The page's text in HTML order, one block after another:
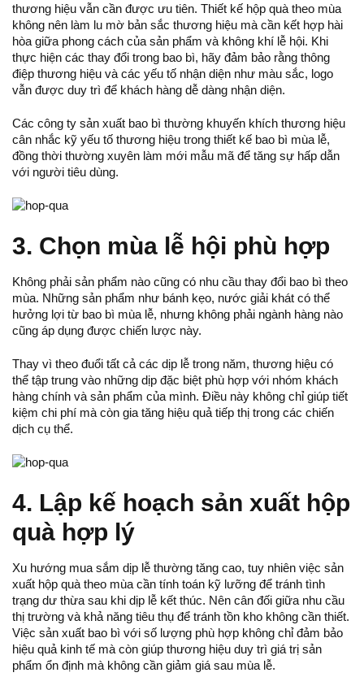
thương hiệu vẫn cần được ưu tiên. Thiết kế hộp quà theo mùa
không nên làm lu mờ bản sắc thương hiệu mà cần kết hợp hài
hòa giữa phong cách của sản phẩm và không khí lễ hội. Khi
thực hiện các thay đổi trong bao bì, hãy đảm bảo rằng thông
điệp thương hiệu và các yếu tố nhận diện như màu sắc, logo
vẫn được duy trì để khách hàng dễ dàng nhận diện.
Các công ty sản xuất bao bì thường khuyến khích thương hiệu
cân nhắc kỹ yếu tố thương hiệu trong thiết kế bao bì mùa lễ,
đồng thời thường xuyên làm mới mẫu mã để tăng sự hấp dẫn
với người tiêu dùng.
3. Chọn mùa lễ hội phù hợp
Không phải sản phẩm nào cũng có nhu cầu thay đổi bao bì theo
mùa. Những sản phẩm như bánh kẹo, nước giải khát có thể
hưởng lợi từ bao bì mùa lễ, nhưng không phải ngành hàng nào
cũng áp dụng được chiến lược này.
Thay vì theo đuổi tất cả các dịp lễ trong năm, thương hiệu có
thể tập trung vào những dịp đặc biệt phù hợp với nhóm khách
hàng chính và sản phẩm của mình. Điều này không chỉ giúp tiết
kiệm chi phí mà còn gia tăng hiệu quả tiếp thị trong các chiến
dịch cụ thể.
4. Lập kế hoạch sản xuất hộp
quà hợp lý
Xu hướng mua sắm dịp lễ thường tăng cao, tuy nhiên việc sản
xuất hộp quà theo mùa cần tính toán kỹ lưỡng để tránh tình
trạng dư thừa sau khi dịp lễ kết thúc. Nên cân đối giữa nhu cầu
thị trường và khả năng tiêu thụ để tránh tồn kho không cần thiết.
Việc sản xuất bao bì với số lượng phù hợp không chỉ đảm bảo
hiệu quả kinh tế mà còn giúp thương hiệu duy trì giá trị sản
phẩm ổn định mà không cần giảm giá sau mùa lễ.